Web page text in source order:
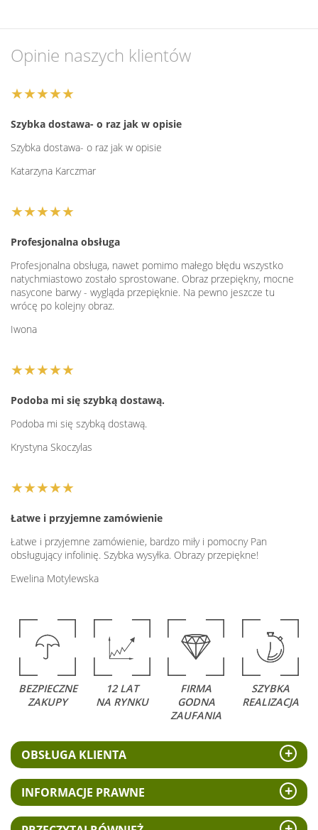
Opinie naszych klientów
★★★★★
Szybka dostawa- o raz jak w opisie
Szybka dostawa- o raz jak w opisie
Katarzyna Karczmar
★★★★★
Profesjonalna obsługa
Profesjonalna obsługa, nawet pomimo małego błędu wszystko
natychmiastowo zostało sprostowane. Obraz przepiękny, mocne
nasycone barwy - wygląda przepięknie. Na pewno jeszcze tu
wrócę po kolejny obraz.
Iwona
★★★★★
Podoba mi się szybką dostawą.
Podoba mi się szybką dostawą.
Krystyna Skoczylas
★★★★★
Łatwe i przyjemne zamówienie
Łatwe i przyjemne zamówienie, bardzo miły i pomocny Pan
obsługujący infolinię. Szybka wysyłka. Obrazy przepiękne!
Ewelina Motylewska
BEZPIECZNE
ZAKUPY
12 LAT
NA RYNKU
FIRMA
GODNA
ZAUFANIA
SZYBKA
REALIZACJA
OBSŁUGA KLIENTA
INFORMACJE PRAWNE